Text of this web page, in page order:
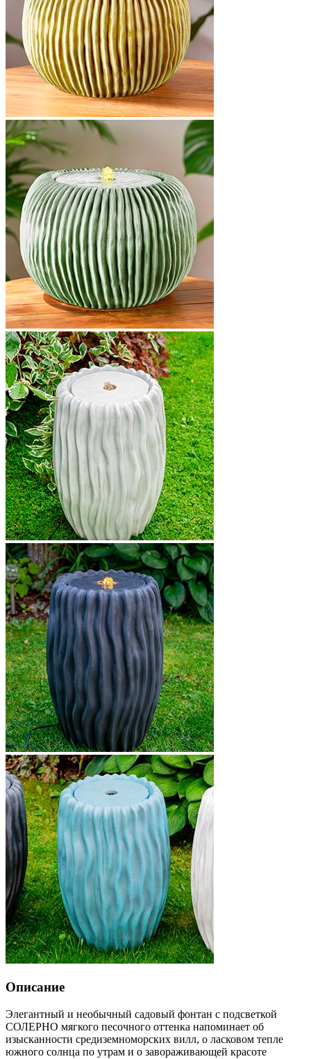
Описание
Элегантный и необычный садовый фонтан с подсветкой
СОЛЕРНО мягкого песочного оттенка напоминает об
изысканности средиземноморских вилл, о ласковом тепле
южного солнца по утрам и о завораживающей красоте